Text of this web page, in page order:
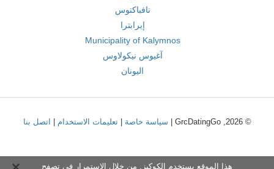
نافباكتوس
إيرابترا
Municipality of Kalymnos
آغيوس نيكولاوس
اليونان
© 2026, GrcDatingGo | سياسة خاصة |تعليمات الاستخدام اتصل بنا
هذا الموقع يستخدم الكوكيز. من خلال الاستمرار في تصفح